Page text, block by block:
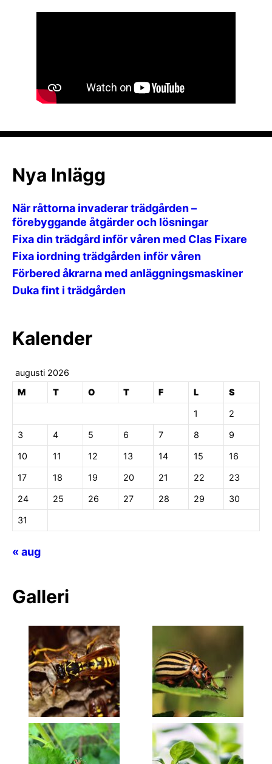
Nya Inlägg
När råttorna invaderar trädgården –
förebyggande åtgärder och lösningar
Fixa din trädgård inför våren med Clas Fixare
Fixa iordning trädgården inför våren
Förbered åkrarna med anläggningsmaskiner
Duka fint i trädgården
Kalender
augusti 2026
M
T O T F L S
1 2
3 4 5 6 7 8 9
10 11 12 13 14 15 16
17 18 19 20 21 22 23
24 25 26 27 28 29 30
31
« aug
Galleri